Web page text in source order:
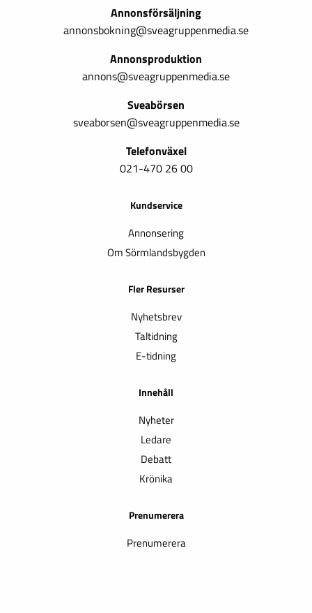
Annonsförsäljning
annonsbokning@sveagruppenmedia.se
Annonsproduktion
annons@sveagruppenmedia.se
Sveabörsen
sveaborsen@sveagruppenmedia.se
Telefonväxel
021-470 26 00
Kundservice
Annonsering
Om Sörmlandsbygden
Fler Resurser
Nyhetsbrev
Taltidning
E-tidning
Innehåll
Nyheter
Ledare
Debatt
Krönika
Prenumerera
Prenumerera